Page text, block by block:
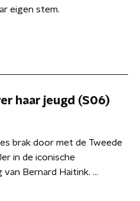
eigen stem.
haar jeugd (S06)
brak door met de Tweede
in de iconische
Bernard Haitink. ...